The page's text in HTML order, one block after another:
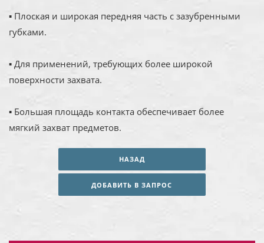
▪ Плоская и широкая передняя часть с зазубренными
губками.
▪ Для применений, требующих более широкой
поверхности захвата.
▪ Большая площадь контакта обеспечивает более
мягкий захват предметов.
НАЗАД
ДОБАВИТЬ В ЗАПРОС